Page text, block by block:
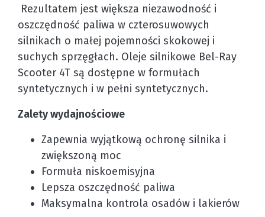
Rezultatem jest większa niezawodność i
oszczędność paliwa w czterosuwowych
silnikach o małej pojemności skokowej i
suchych sprzęgłach. Oleje silnikowe Bel-Ray
Scooter 4T są dostępne w formułach
syntetycznych i w pełni syntetycznych.
Zalety wydajnościowe
Zapewnia wyjątkową ochronę silnika i
zwiększoną moc
Formuła niskoemisyjna
Lepsza oszczędność paliwa
Maksymalna kontrola osadów i lakierów